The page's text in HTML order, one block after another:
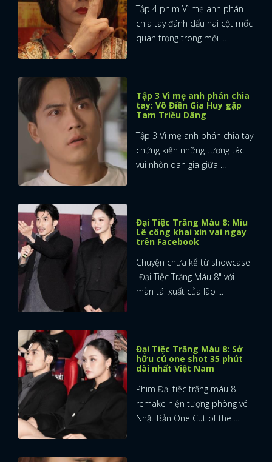
Tập 4 phim Vì mẹ anh phán
chia tay đánh dấu hai cột mốc
quan trọng trong mối ...
Tập 3 Vì mẹ anh phán chia
tay: Võ Điền Gia Huy gặp
Tam Triều Dâng
Tập 3 Vì mẹ anh phán chia tay
chứng kiến những tương tác
vui nhộn oan gia giữa ...
Đại Tiệc Trăng Máu 8: Miu
Lê công khai xin vai ngay
trên Facebook
Chuyện chưa kể từ showcase
"Đại Tiệc Trăng Máu 8" với
màn tái xuất của lão ...
Đại Tiệc Trăng Máu 8: Sở
hữu cú one shot 35 phút
dài nhất Việt Nam
Phim Đại tiệc trăng máu 8
remake hiện tượng phòng vé
Nhật Bản One Cut of the ...